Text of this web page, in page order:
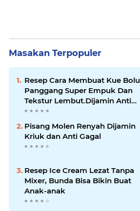
Masakan Terpopuler
Resep Cara Membuat Kue Bolu
Panggang Super Empuk Dan
Tekstur Lembut.Dijamin Anti
Ribet !!
Pisang Molen Renyah Dijamin
Kriuk dan Anti Gagal
Resep Ice Cream Lezat Tanpa
Mixer, Bunda Bisa Bikin Buat
Anak-anak